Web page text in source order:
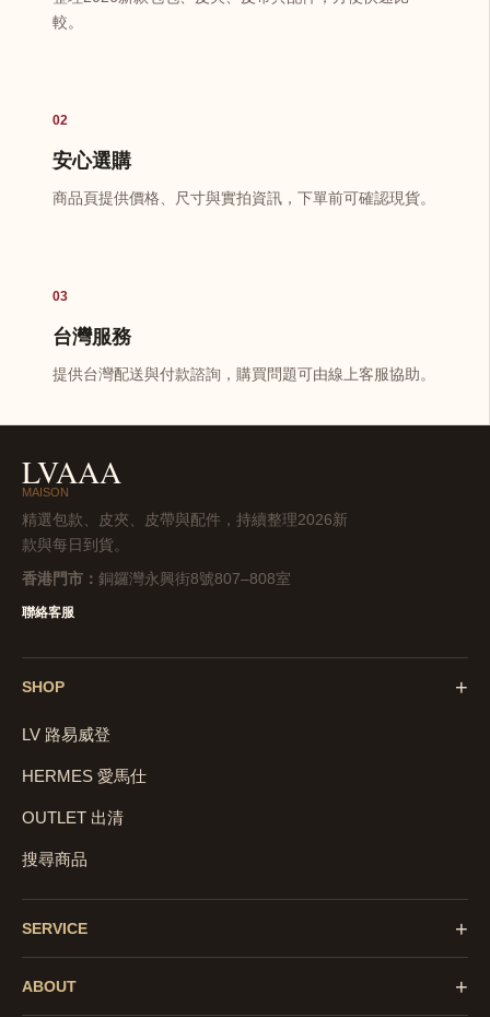
較。
02
安心選購
商品頁提供價格、尺寸與實拍資訊，下單前可確認現貨。
03
台灣服務
提供台灣配送與付款諮詢，購買問題可由線上客服協助。
LVAAA
MAISON
精選包款、皮夾、皮帶與配件，持續整理2026新
款與每日到貨。
香港門市： 銅鑼灣永興街8號807–808室
聯絡客服
SHOP +
LV 路易威登
HERMES 愛馬仕
OUTLET 出清
搜尋商品
SERVICE +
ABOUT +